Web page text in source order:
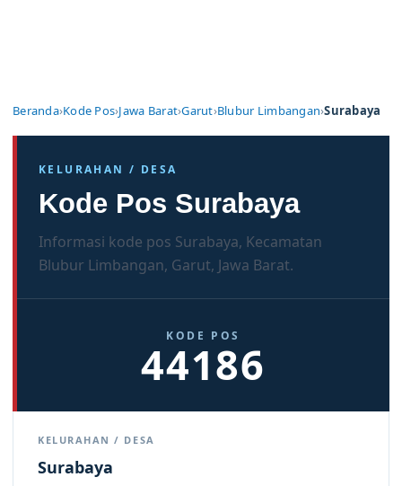
Beranda›Kode Pos›Jawa Barat›Garut›Blubur Limbangan›Surabaya
KELURAHAN / DESA
Kode Pos Surabaya
Informasi kode pos Surabaya, Kecamatan
Blubur Limbangan, Garut, Jawa Barat.
KODE POS
44186
KELURAHAN / DESA
Surabaya